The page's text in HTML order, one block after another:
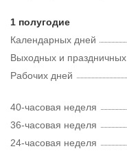
1 полугодие
Календарных дней
Рабочих дней
Выходных и праздничных
40-часовая неделя
36-часовая неделя
24-часовая неделя